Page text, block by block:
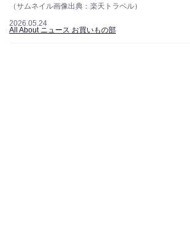
（サムネイル画像出典：楽天トラベル）
2026.05.24
All About ニュース お買いもの部